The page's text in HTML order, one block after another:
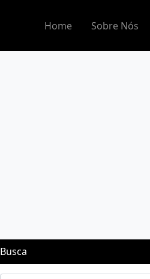
Home Sobre Nós
Busca